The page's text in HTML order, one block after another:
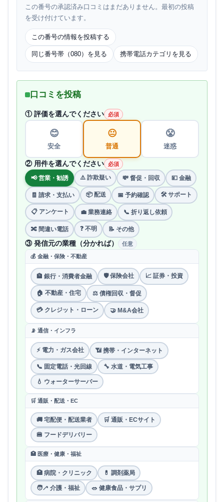
この番号の承認済み口コミはまだありません。最初の投稿
を受け付けています。
この番号の情報を投稿する
同じ番号帯（080）を見る 携帯電話カテゴリを見る
口コミを投稿
① 評価を選んでください 必須
😊
安全
😐
普通
😤
迷惑
② 用件を選んでください 必須
📢 営業・勧誘 ⚠️ 詐欺疑い 💸 督促・回収 💴 金融
🧾 請求・支払い 📦 配送 📅 予約確認 🛠 サポート
📋 アンケート 💼 業務連絡 📞 折り返し依頼
🔀 間違い電話 ❓ 不明 📝 その他
③ 発信元の業種（分かれば） 任意
💰 金融・保険・不動産
🏦 銀行・消費者金融 🛡 保険会社 📈 証券・投資
🏠 不動産・住宅 ⚖️ 債権回収・督促
💳 クレジット・ローン 🤝 M&A会社
📡 通信・インフラ
⚡ 電力・ガス会社 📶 携帯・インターネット
📞 固定電話・光回線 🔧 水道・電気工事
💧 ウォーターサーバー
🛒 通販・配送・EC
🚚 宅配便・配送業者 🛒 通販・ECサイト
🍔 フードデリバリー
🏥 医療・健康・福祉
🏥 病院・クリニック 💊 調剤薬局
🧑‍🦯 介護・福祉 🥗 健康食品・サプリ